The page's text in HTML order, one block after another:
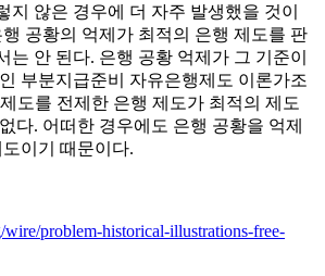
지 않은 경우에 더 자주 발생했을 것이
공황의 억제가 최적의 은행 제도를 판
는 안 된다. 은행 공황 억제가 그 기준이
부분지급준비 자유은행제도 이론가조
도를 전제한 은행 제도가 최적의 제도
다. 어떠한 경우에도 은행 공황을 억제
이기 때문이다.
wire/problem-historical-illustrations-free-